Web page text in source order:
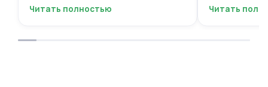
быстро, курьер не подвёл. Мужской
Читать полностью
вежливый,
Читать